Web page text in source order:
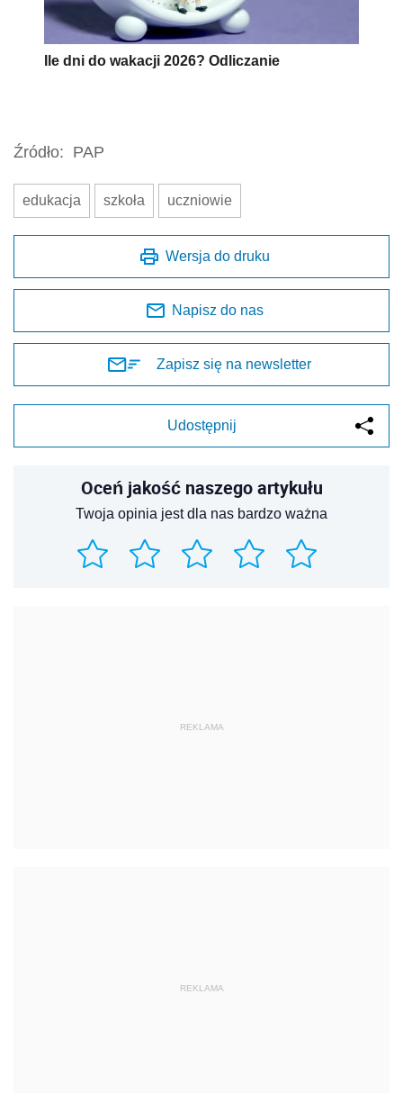
Ile dni do wakacji 2026? Odliczanie
Źródło: PAP
edukacja szkoła uczniowie
Wersja do druku
Napisz do nas
Zapisz się na newsletter
Udostępnij
Oceń jakość naszego artykułu
Twoja opinia jest dla nas bardzo ważna
REKLAMA
REKLAMA